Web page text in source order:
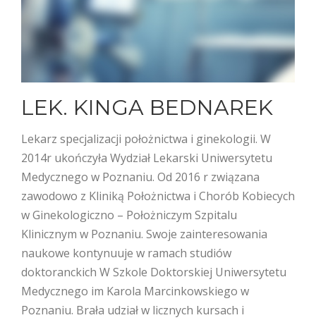
LEK. KINGA BEDNAREK
Lekarz specjalizacji położnictwa i ginekologii. W
2014r ukończyła Wydział Lekarski Uniwersytetu
Medycznego w Poznaniu. Od 2016 r związana
zawodowo z Kliniką Położnictwa i Chorób Kobiecych
w Ginekologiczno – Położniczym Szpitalu
Klinicznym w Poznaniu. Swoje zainteresowania
naukowe kontynuuje w ramach studiów
doktoranckich W Szkole Doktorskiej Uniwersytetu
Medycznego im Karola Marcinkowskiego w
Poznaniu. Brała udział w licznych kursach i